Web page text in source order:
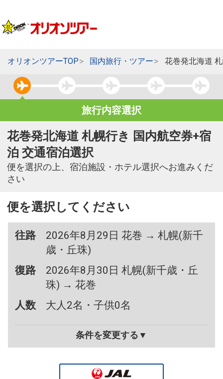
オリオンツアーTOP 国内旅行・ツアー 花巻発北海道
旅行内容選択
花巻発北海道 札幌行き 国内航空券+宿
泊 交通宿泊選択
便を選択の上、宿泊施設・ホテル選択へお進みくだ
さい
便を選択してください
往路
2026年8月29日 花巻 → 札幌(新千
歳・丘珠)
復路
2026年8月30日 札幌(新千歳・丘
珠) → 花巻
人数
大人2名・子供0名
条件を変更する▼